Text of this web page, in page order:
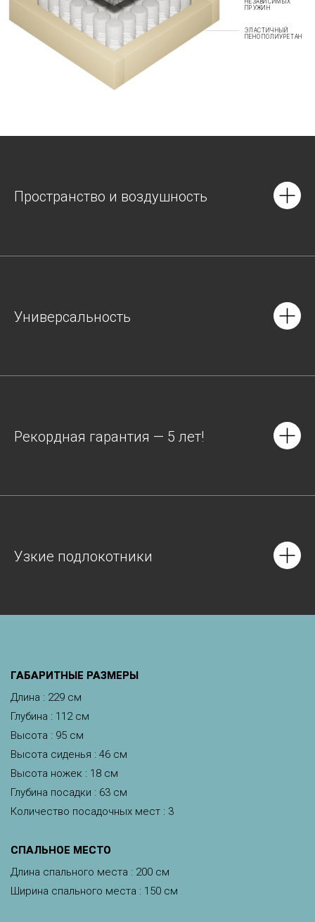
НЕЗАВИСИМЫХ
ПРУЖИН
ЭЛАСТИЧНЫЙ
ПЕНОПОЛИУРЕТАН
Пространство и воздушность
Универсальность
Рекордная гарантия — 5 лет!
Узкие подлокотники
ГАБАРИТНЫЕ РАЗМЕРЫ
Длина : 229 см
Глубина : 112 см
Высота : 95 см
Высота сиденья : 46 см
Высота ножек : 18 см
Глубина посадки : 63 см
Количество посадочных мест : 3
CПАЛЬНОЕ МЕСТО
Длина спального места : 200 см
Ширина спального места : 150 см